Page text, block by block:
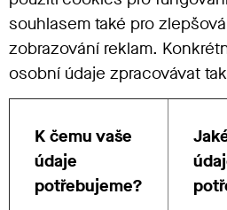
souhlasem také pro
zobrazování reklam.
osobní údaje zpracovávat
K čemu vaše
údaje
potřebujeme?